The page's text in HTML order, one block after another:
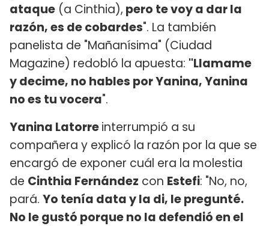
ataque (a Cinthia), pero te voy a dar la
razón, es de cobardes". La también
panelista de "Mañanísima" (Ciudad
Magazine) redobló la apuesta: "Llamame
y decime, no hables por Yanina, Yanina
no es tu vocera".
Yanina Latorreinterrumpió a su
compañera y explicó la razón por la que se
encargó de exponer cuál era la molestia
de Cinthia Fernández con Estefi: "No, no,
pará. Yo tenía data y la di, le pregunté.
No le gustó porque no la defendió en el